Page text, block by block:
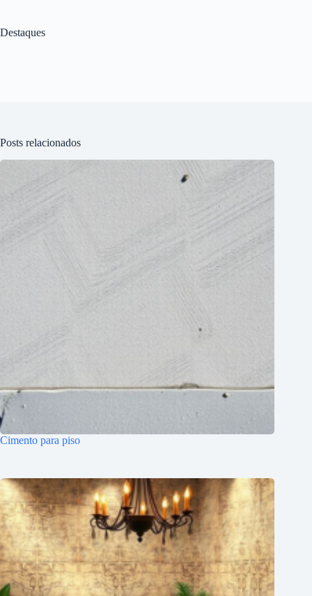
Destaques
Posts relacionados
Cimento para piso